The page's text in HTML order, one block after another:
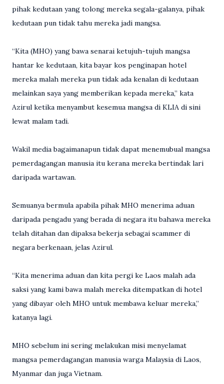
pihak kedutaan yang tolong mereka segala-galanya, pihak
kedutaan pun tidak tahu mereka jadi mangsa.
“Kita (MHO) yang bawa senarai ketujuh-tujuh mangsa
hantar ke kedutaan, kita bayar kos penginapan hotel
mereka malah mereka pun tidak ada kenalan di kedutaan
melainkan saya yang memberikan kepada mereka,” kata
Azirul ketika menyambut kesemua mangsa di KLIA di sini
lewat malam tadi.
Wakil media bagaimanapun tidak dapat menemubual mangsa
pemerdagangan manusia itu kerana mereka bertindak lari
daripada wartawan.
Semuanya bermula apabila pihak MHO menerima aduan
daripada pengadu yang berada di negara itu bahawa mereka
telah ditahan dan dipaksa bekerja sebagai scammer di
negara berkenaan, jelas Azirul.
“Kita menerima aduan dan kita pergi ke Laos malah ada
saksi yang kami bawa malah mereka ditempatkan di hotel
yang dibayar oleh MHO untuk membawa keluar mereka,”
katanya lagi.
MHO sebelum ini sering melakukan misi menyelamat
mangsa pemerdagangan manusia warga Malaysia di Laos,
Myanmar dan juga Vietnam.